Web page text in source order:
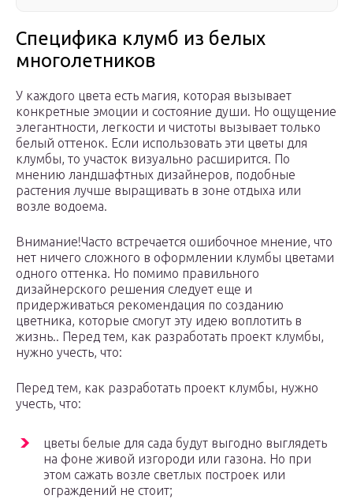
Специфика клумб из белых
многолетников
У каждого цвета есть магия, которая вызывает
конкретные эмоции и состояние души. Но ощущение
элегантности, легкости и чистоты вызывает только
белый оттенок. Если использовать эти цветы для
клумбы, то участок визуально расширится. По
мнению ландшафтных дизайнеров, подобные
растения лучше выращивать в зоне отдыха или
возле водоема.
Внимание!Часто встречается ошибочное мнение, что
нет ничего сложного в оформлении клумбы цветами
одного оттенка. Но помимо правильного
дизайнерского решения следует еще и
придерживаться рекомендация по созданию
цветника, которые смогут эту идею воплотить в
жизнь.. Перед тем, как разработать проект клумбы,
нужно учесть, что:
Перед тем, как разработать проект клумбы, нужно
учесть, что:
цветы белые для сада будут выгодно выглядеть
на фоне живой изгороди или газона. Но при
этом сажать возле светлых построек или
ограждений не стоит;